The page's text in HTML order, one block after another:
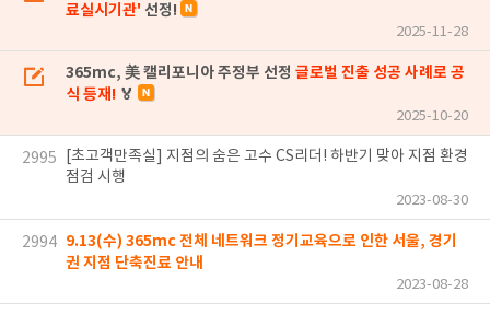
료실시기관' 선정!
2025-11-28
365mc, 美 캘리포니아 주정부 선정 글로벌 진출 성공 사례로 공
식 등재! 🏅
2025-10-20
2995
[초고객만족실] 지점의 숨은 고수 CS리더! 하반기 맞아 지점 환경
점검 시행
2023-08-30
2994 9.13(수) 365mc 전체 네트워크 정기교육으로 인한 서울, 경기
권 지점 단축진료 안내
2023-08-28